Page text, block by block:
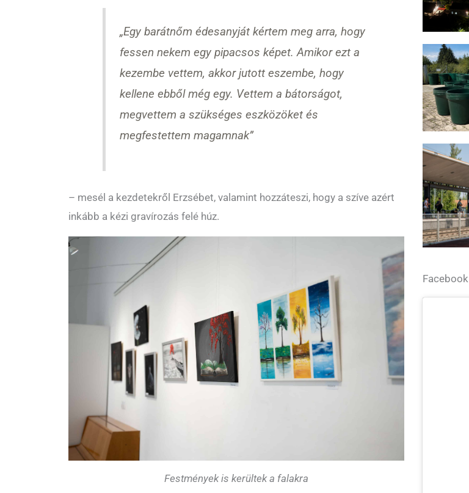
„Egy barátnőm édesanyját kértem meg arra, hogy
fessen nekem egy pipacsos képet. Amikor ezt a
kezembe vettem, akkor jutott eszembe, hogy
kellene ebből még egy. Vettem a bátorságot,
megvettem a szükséges eszközöket és
megfestettem magamnak”
– mesél a kezdetekről Erzsébet, valamint hozzáteszi, hogy a szíve azért
inkább a kézi gravírozás felé húz.
Festmények is kerültek a falakra
Facebook